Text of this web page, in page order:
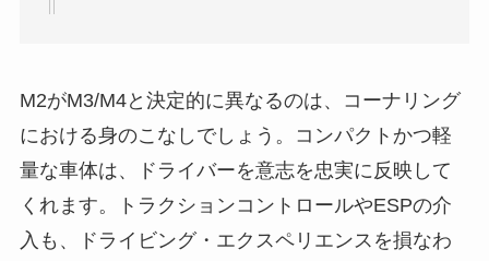
M2がM3/M4と決定的に異なるのは、コーナリング
における身のこなしでしょう。コンパクトかつ軽
量な車体は、ドライバーを意志を忠実に反映して
くれます。トラクションコントロールやESPの介
入も、ドライビング・エクスペリエンスを損なわ